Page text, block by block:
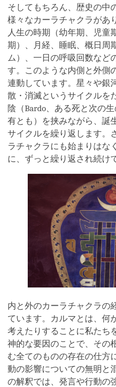
そしてもちろん、歴史の中
様々なカーラチャクラがあ
人生の時期（幼年期、児童
期）、月経、睡眠、概日周
ム）、一日の呼吸回数など
す。このような内側と外側
連動しています。星々や銀
散・消滅というサイクルを
陰（Bardo、ある死と次の
有とも）を挟みながら、誕
サイクルを繰り返します。
ラチャクラにも始まりはな
に、ずっと繰り返され続け
内と外のカーラチャクラの
ています。カルマとは、何
考えたりすることに私たち
神的な要因のことで、その
む全てのものの存在の仕方
動の影響についての無明と
の解釈では、発言や行動の